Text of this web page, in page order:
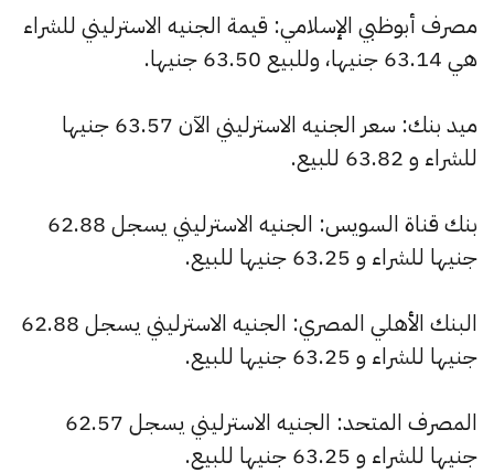
مصرف أبوظبي الإسلامي: قيمة الجنيه الاسترليني للشراء
هي 63.14 جنيها، وللبيع 63.50 جنيها.
ميد بنك: سعر الجنيه الاسترليني الآن 63.57 جنيها
للشراء و 63.82 للبيع.
بنك قناة السويس: الجنيه الاسترليني يسجل 62.88
جنيها للشراء و 63.25 جنيها للبيع.
البنك الأهلي المصري: الجنيه الاسترليني يسجل 62.88
جنيها للشراء و 63.25 جنيها للبيع.
المصرف المتحد: الجنيه الاسترليني يسجل 62.57
جنيها للشراء و 63.25 جنيها للبيع.